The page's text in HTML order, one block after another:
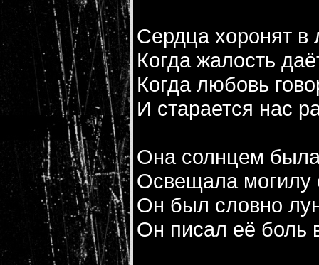
Сердца хоронят в
Когда жалость
Когда любовь
И старается нас
Она солнцем
Освещала могилу
Он был словно
Он писал её боль